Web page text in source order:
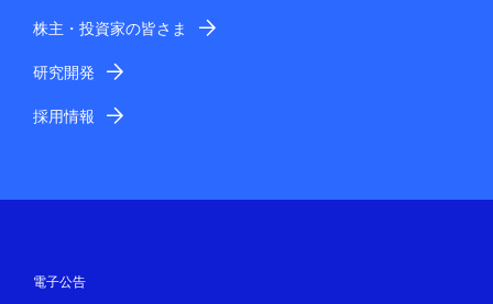
株主・投資家の皆さま
研究開発
採用情報
電子公告